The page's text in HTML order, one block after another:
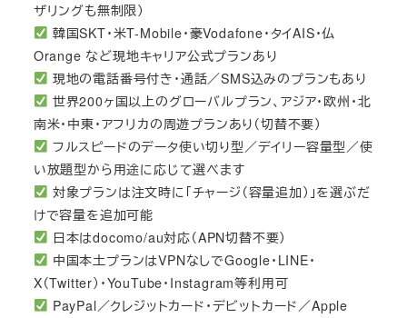
ザリングも無制限）
韓国SKT・米T-Mobile・豪Vodafone・タイAIS・仏
Orange など現地キャリア公式プランあり
現地の電話番号付き・通話／SMS込みのプランもあり
世界200ヶ国以上のグローバルプラン、アジア・欧州・北
南米・中東・アフリカの周遊プランあり（切替不要）
フルスピードのデータ使い切り型／デイリー容量型／使
い放題型から用途に応じて選べます
対象プランは注文時に「チャージ（容量追加）」を選ぶだ
けで容量を追加可能
日本はdocomo/au対応（APN切替不要）
中国本土プランはVPNなしでGoogle・LINE・
X（Twitter）・YouTube・Instagram等利用可
PayPal／クレジットカード・デビットカード／Apple